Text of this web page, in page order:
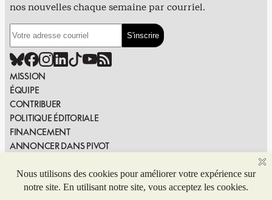
nos nouvelles chaque semaine par courriel.
MISSION
ÉQUIPE
CONTRIBUER
POLITIQUE ÉDITORIALE
FINANCEMENT
ANNONCER DANS PIVOT
SIGNALER UNE ERREUR
NOUS JOINDRE